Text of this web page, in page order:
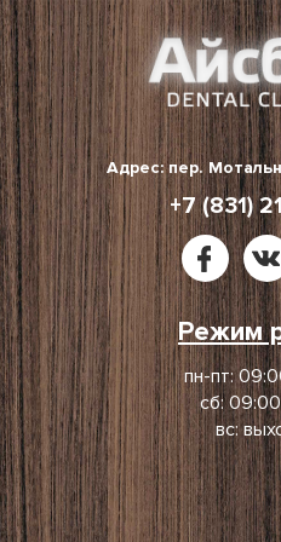
Skip
to
content
Адрес: пер.
+7 (831)
Режим
пн-пт:
сб:
вс: